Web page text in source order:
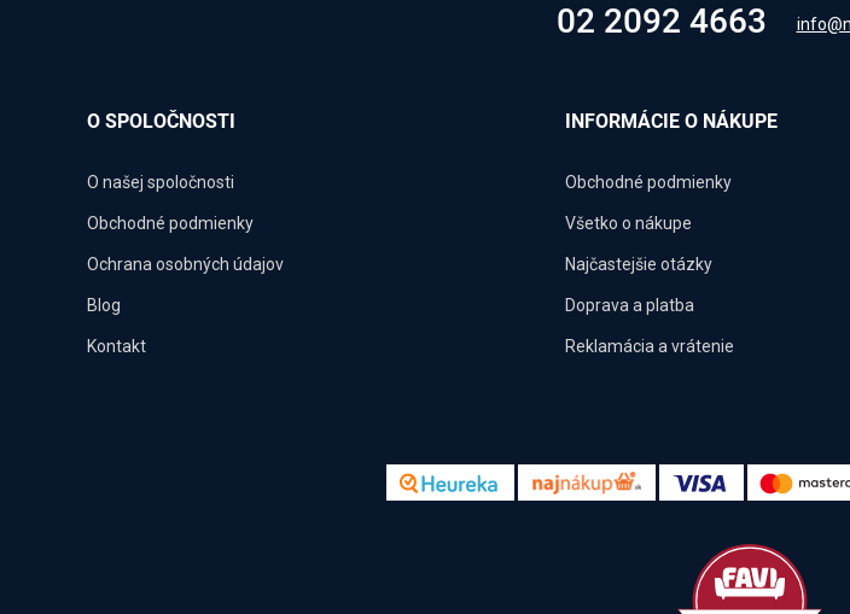
02 2092 4663
O SPOLOČNOSTI
O našej spoločnosti
Obchodné podmienky
Ochrana osobných údajov
Blog
Kontakt
INFORMÁCIE O NÁKUPE
Obchodné podmienky
Všetko o nákupe
Najčastejšie otázky
Doprava a platba
Reklamácia a vrátenie